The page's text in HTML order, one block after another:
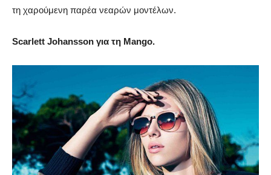
τη χαρούμενη παρέα νεαρών μοντέλων.
Scarlett Johansson για τη Mango.